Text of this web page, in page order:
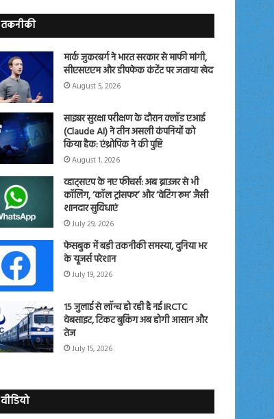
तकनीकी
मार्क जुकरबर्ग ने भारत सरकार से माफी मांगी,
सीएसएएम और डीपफेक कंटेंट पर जताया खेद
August 5, 2026
साइबर सुरक्षा परीक्षण के दौरान क्लॉड एआई
(Claude AI) ने तीन असली कंपनियों को
किया हैक: एंथ्रोपिक ने की पुष्टि
August 1, 2026
व्हाट्सएप के नए फीचर्स: अब ब्राउजर से भी
कॉलिंग, ‘कॉल ट्रांसफर’ और ‘वेटिंग रूम’ जैसी
शानदार सुविधाएं
July 29, 2026
फेसबुक में बड़ी तकनीकी समस्या, दुनिया भर
के यूजर्स परेशान
July 19, 2026
15 जुलाई से लॉन्च हो रही है नई IRCTC
वेबसाइट, टिकट बुकिंग अब होगी आसान और
तेज
July 15, 2026
वीडियो